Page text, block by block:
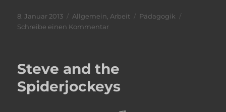
Veröffentlicht
am
8. Januar 2013 Kategorien
Allgemein,Arbeit Schlagwörter
Pädagogik
Schreibe einen Kommentarzu
Steve and the
Spiderjockeys